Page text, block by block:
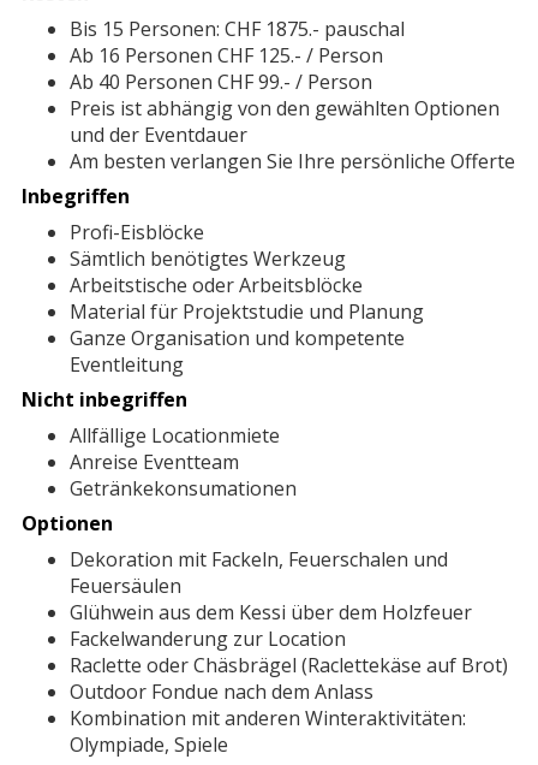
Bis 15 Personen: CHF 1875.- pauschal
Ab 16 Personen CHF 125.- / Person
Ab 40 Personen CHF 99.- / Person
Preis ist abhängig von den gewählten Optionen
und der Eventdauer
Am besten verlangen Sie Ihre persönliche Offerte
Inbegriffen
Profi-Eisblöcke
Sämtlich benötigtes Werkzeug
Arbeitstische oder Arbeitsblöcke
Material für Projektstudie und Planung
Ganze Organisation und kompetente
Eventleitung
Nicht inbegriffen
Allfällige Locationmiete
Anreise Eventteam
Getränkekonsumationen
Optionen
Dekoration mit Fackeln, Feuerschalen und
Feuersäulen
Glühwein aus dem Kessi über dem Holzfeuer
Fackelwanderung zur Location
Raclette oder Chäsbrägel (Raclettekäse auf Brot)
Outdoor Fondue nach dem Anlass
Kombination mit anderen Winteraktivitäten:
Olympiade, Spiele